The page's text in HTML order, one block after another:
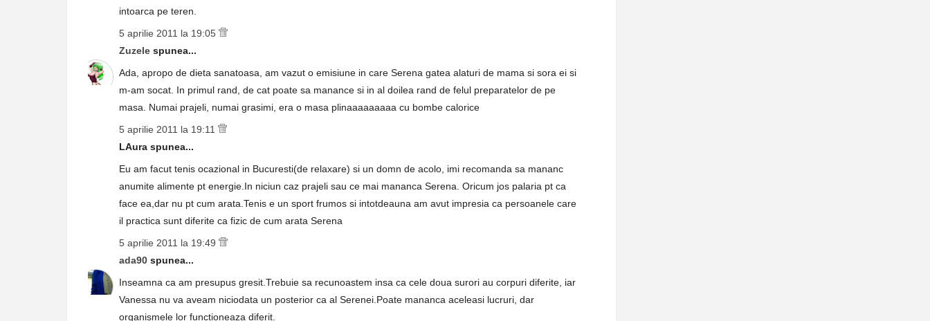
intoarca pe teren.
5 aprilie 2011 la 19:05
Zuzele spunea...
Ada, apropo de dieta sanatoasa, am vazut o emisiune in care Serena gatea alaturi de mama si sora ei si
m-am socat. In primul rand, de cat poate sa manance si in al doilea rand de felul preparatelor de pe
masa. Numai prajeli, numai grasimi, era o masa plinaaaaaaaaa cu bombe calorice
5 aprilie 2011 la 19:11
LAura spunea...
Eu am facut tenis ocazional in Bucuresti(de relaxare) si un domn de acolo, imi recomanda sa mananc
anumite alimente pt energie.In niciun caz prajeli sau ce mai mananca Serena. Oricum jos palaria pt ca
face ea,dar nu pt cum arata.Tenis e un sport frumos si intotdeauna am avut impresia ca persoanele care
il practica sunt diferite ca fizic de cum arata Serena
5 aprilie 2011 la 19:49
ada90 spunea...
Inseamna ca am presupus gresit.Trebuie sa recunoastem insa ca cele doua surori au corpuri diferite, iar
Vanessa nu va aveam niciodata un posterior ca al Serenei.Poate mananca aceleasi lucruri, dar
organismele lor functioneaza diferit.